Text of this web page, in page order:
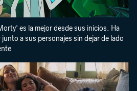
es la mejor desde sus inicios. Ha
a sus personajes sin dejar de lado